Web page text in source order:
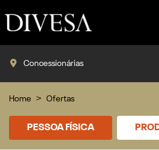
Concessionárias
Home Ofertas
PESSOA FÍSICA